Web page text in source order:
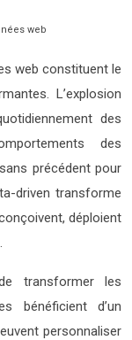
web
web constituent le
L’explosion
des
des
précédent pour
driven transforme
déploient
transformer les
bénéficient d’un
personnaliser